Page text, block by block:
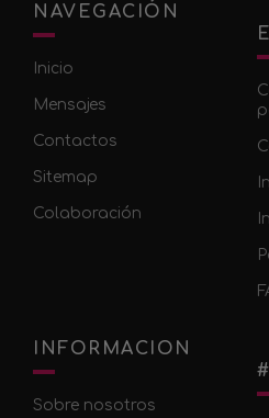
NAVEGACIÓN
Inicio
Mensajes
Contactos
Sitemap
Colaboración
INFORMACION
Sobre nosotros